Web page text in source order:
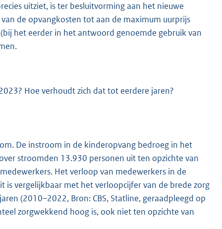
uitziet, is ter besluitvorming aan het nieuwe
de opvangkosten tot aan de maximum uurprijs
het eerder in het antwoord genoemde gebruik van
Hoe verhoudt zich dat tot eerdere jaren?
De instroom in de kinderopvang bedroeg in het
stroomden 13.930 personen uit ten opzichte van
Het verloop van medewerkers in de
vergelijkbaar met het verloopcijfer van de brede zorg
(2010–2022, Bron: CBS, Statline, geraadpleegd op
zorgwekkend hoog is, ook niet ten opzichte van